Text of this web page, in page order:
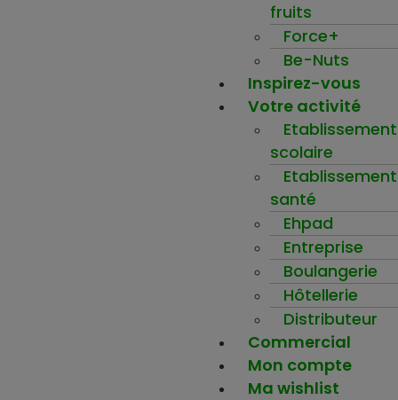
fruits
Force+
Be-Nuts
Inspirez-vous
Votre activité
Etablissement
scolaire
santé
Ehpad
Entreprise
Boulangerie
Hôtellerie
Distributeur
Commercial
Mon compte
Ma wishlist